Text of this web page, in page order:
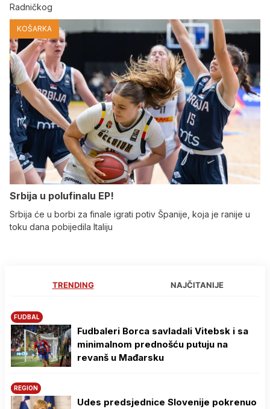
Radničkog
KOŠARKA
Srbija u polufinalu EP!
Srbija će u borbi za finale igrati potiv Španije, koja je ranije u
toku dana pobijedila Italiju
TRENDING NAJČITANIJE
FUDBAL
Fudbaleri Borca savladali Vitebsk i sa
minimalnom prednošću putuju na
revanš u Mađarsku
REGION
Udes predsjednice Slovenije pokrenuo